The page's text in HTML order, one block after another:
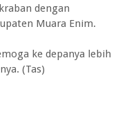
dengan
Muara Enim.
ke depanya lebih
(Tas)